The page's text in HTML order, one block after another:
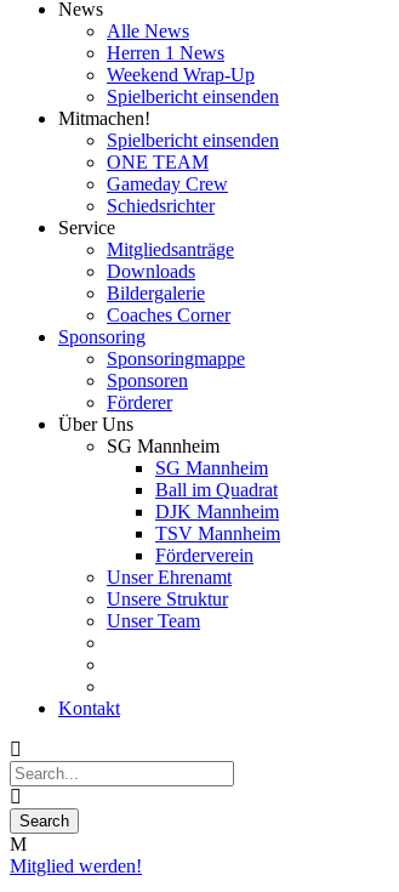
News
Alle News
Herren 1 News
Weekend Wrap-Up
Spielbericht einsenden
Mitmachen!
Spielbericht einsenden
ONE TEAM
Gameday Crew
Schiedsrichter
Service
Mitgliedsanträge
Downloads
Bildergalerie
Coaches Corner
Sponsoring
Sponsoringmappe
Sponsoren
Förderer
Über Uns
SG Mannheim
SG Mannheim
Ball im Quadrat
DJK Mannheim
TSV Mannheim
Förderverein
Unser Ehrenamt
Unsere Struktur
Unser Team
Kontakt
Mitglied werden!